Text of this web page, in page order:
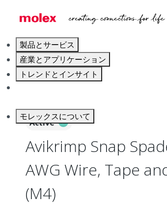
製品とサービス
産業とアプリケーション
トレンドとインサイト
モレックスについて
Solderless
Active
Avikrimp Snap
AWG Wire, Tape
(M4)